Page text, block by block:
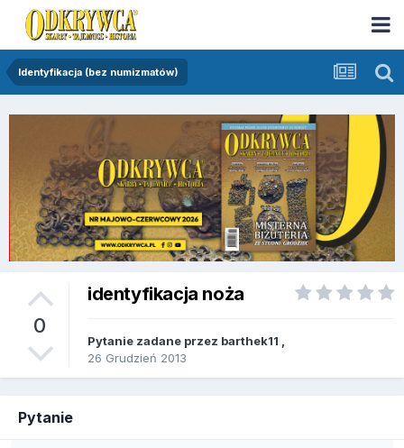
Identyfikacja (bez numizmatów)
0
identyfikacja noża
Pytanie zadane przez barthek11
26 Grudzień 2013
Pytanie